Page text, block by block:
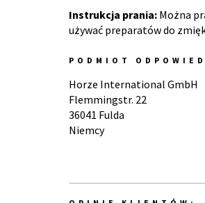
Instrukcja prania: Można
używać preparatów do
PODMIOT
Horze International GmbH
Flemmingstr. 22
36041 Fulda
Niemcy